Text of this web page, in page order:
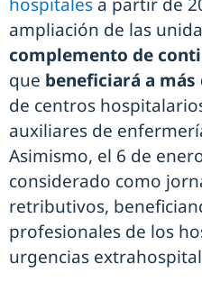
ampliación de las
complemento de
que beneficiará a más
de centros
auxiliares de
Asimismo, el 6 de
considerado como
retributivos,
profesionales de los
urgencias